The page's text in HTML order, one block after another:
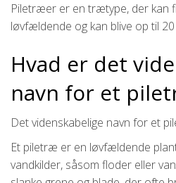
Piletræer er en trætype, der kan
løvfældende og kan blive op til
Hvad er det
navn for et
Det videnskabelige navn for et
Et piletræ er en løvfældende
vandkilder, såsom floder eller